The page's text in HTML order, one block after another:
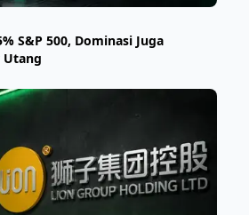
S&P 500, Dominasi Juga
Utang